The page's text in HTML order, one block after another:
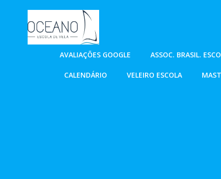
AVALIAÇÕES GOOGLE ASSOC. BRASIL.
CALENDÁRIO VELEIRO ESCOLA